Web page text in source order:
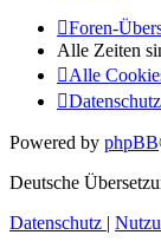
Foren-
Alle Zeiten
Alle
Powered by phpBB
Deutsche
Datenschutz |